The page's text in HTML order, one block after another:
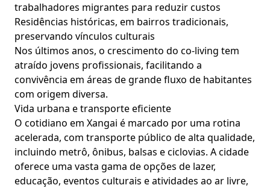
trabalhadores migrantes para reduzir custos
Residências históricas, em bairros tradicionais,
preservando vínculos culturais
Nos últimos anos, o crescimento do co-living tem
atraído jovens profissionais, facilitando a
convivência em áreas de grande fluxo de habitantes
com origem diversa.
Vida urbana e transporte eficiente
O cotidiano em Xangai é marcado por uma rotina
acelerada, com transporte público de alta qualidade,
incluindo metrô, ônibus, balsas e ciclovias. A cidade
oferece uma vasta gama de opções de lazer,
educação, eventos culturais e atividades ao ar livre,